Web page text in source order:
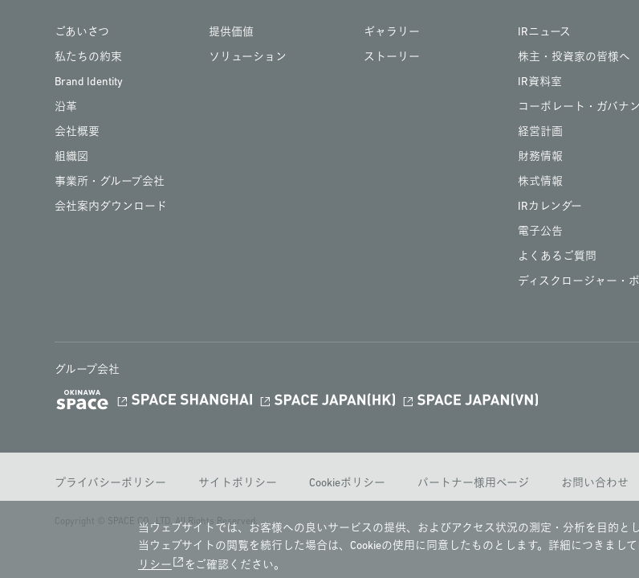
ごあいさつ
私たちの約束
Brand Identity
沿革
会社概要
組織図
事業所・グループ会社
会社案内ダウンロード
提供価値
ソリューション
ギャラリー
ストーリー
IRニュース
株主・投資家の皆様へ
IR資料室
コーポレート・ガバナ
経営計画
財務情報
株式情報
IRカレンダー
電子公告
よくあるご質問
ディスクロージャー・
グループ会社
プライバシーポリシー サイトポリシー Cookieポリシー パートナー様用ページ お問い合わせ
Copyright © SPACE CO., LTD. All Rights Reserved.
当ウェブサイトでは、お客様への良いサービスの提供、およびアクセス状況の測定・分析を目的とし
当ウェブサイトの閲覧を続行した場合は、Cookieの使用に同意したものとします。詳細につきまし
リシー
をご確認ください。